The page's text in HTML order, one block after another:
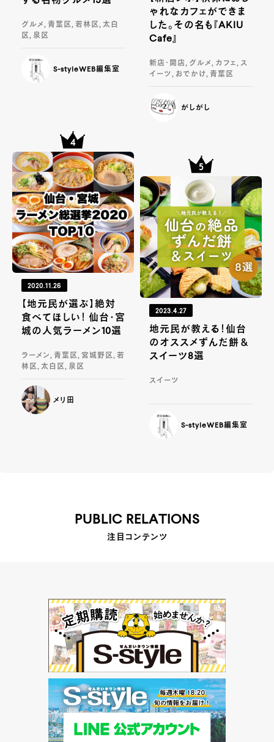
グルメ, 青葉区, 若林区, 太白
区, 泉区
S-styleWEB編集室
ゃれなカフェができま
した。その名も『AKIU
Cafe』
新店・開店, グルメ, カフェ, ス
イーツ, おでかけ, 青葉区
がしがし
2020.11.26
【地元民が選ぶ】絶対
食べてほしい！ 仙台・宮
城の人気ラーメン10選
ラーメン, 青葉区, 宮城野区, 若
林区, 太白区, 泉区
メリ田
2023.4.27
地元民が教える！仙台
のオススメずんだ餅＆
スイーツ8選
スイーツ
S-styleWEB編集室
PUBLIC RELATIONS
注目コンテンツ